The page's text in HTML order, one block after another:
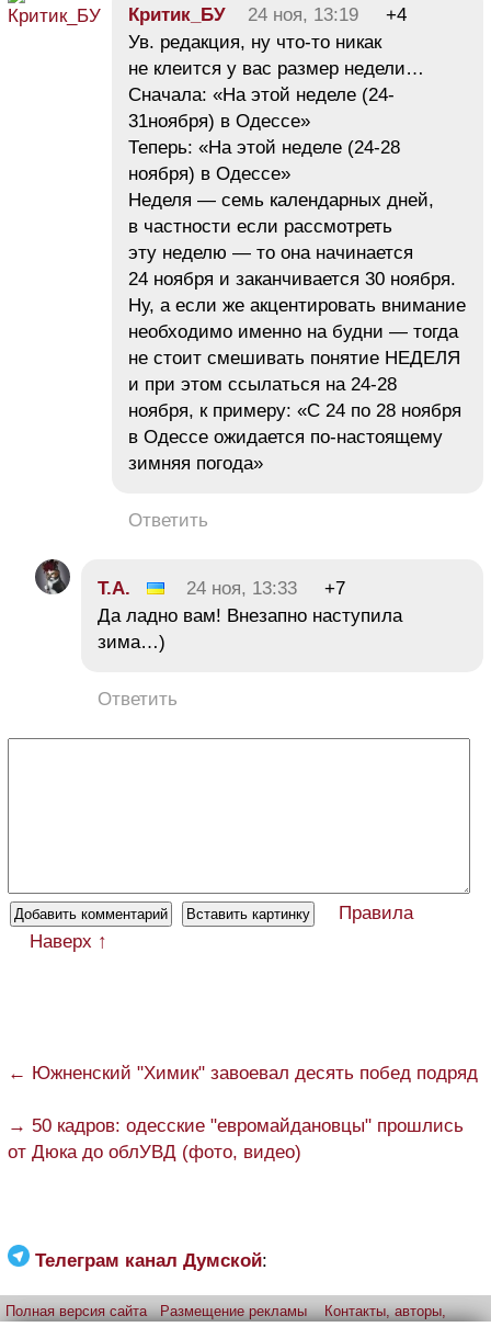
Критик_БУ 24 ноя, 13:19
+4
Ув. редакция, ну что-то никак
не клеится у вас размер недели…
Сначала: «На этой неделе (24-
31ноября) в Одессе»
Теперь: «На этой неделе (24-28
ноября) в Одессе»
Неделя — семь календарных дней,
в частности если рассмотреть
эту неделю — то она начинается
24 ноября и заканчивается 30 ноября.
Ну, а если же акцентировать внимание
необходимо именно на будни — тогда
не стоит смешивать понятие НЕДЕЛЯ
и при этом ссылаться на 24-28
ноября, к примеру: «С 24 по 28 ноября
в Одессе ожидается по-настоящему
зимняя погода»
Ответить
Т.А. 24 ноя, 13:33
+7
Да ладно вам! Внезапно наступила
зима…)
Ответить
Правила
Наверх ↑
← Южненский "Химик" завоевал десять побед подряд
→ 50 кадров: одесские "евромайдановцы" прошлись
от Дюка до облУВД (фото, видео)
Телеграм канал Думской:
Полная версия сайта Размещение рекламы Контакты, авторы,